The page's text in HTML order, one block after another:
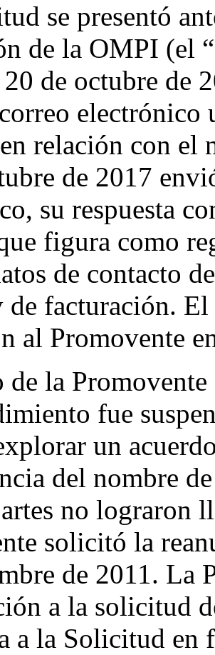
se presentó
de la OMPI (el
de octubre de
electrónico
relación con el
de 2017
su respuesta
figura como
de contacto
de facturación.
al Promovente
de la
fue
un
del nombre
no lograron
solicitó la
de 2011. La
a la solicitud
a la Solicitud en